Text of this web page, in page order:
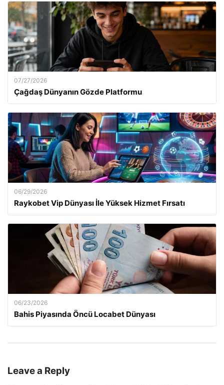
07/27/2026
Çağdaş Dünyanın Gözde Platformu
06/29/2026
Raykobet Vip Dünyası İle Yüksek Hizmet Fırsatı
06/23/2026
Bahis Piyasında Öncü Locabet Dünyası
Leave a Reply